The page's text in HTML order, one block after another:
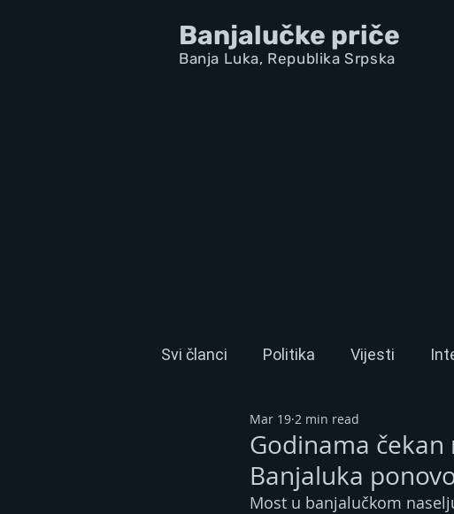
Banjalučke priče
Banja Luka, Republika Srpska
Svi članci Politika Vijesti
Godinama
Banjaluka
Mar 19 2 min read
Most u banjalučkom